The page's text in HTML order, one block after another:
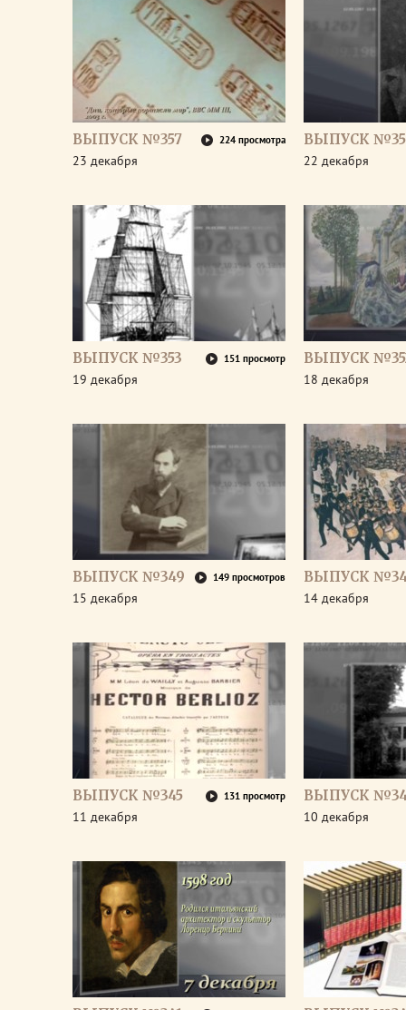
ВЫПУСК №357 224 просмотра
23 декабря
ВЫПУСК
22 декабря
ВЫПУСК №353 151 просмотр
19 декабря
ВЫПУСК
18 декабря
ВЫПУСК №349 149 просмотров
15 декабря
ВЫПУСК
14 декабря
ВЫПУСК №345 131 просмотр
11 декабря
ВЫПУСК
10 декабря